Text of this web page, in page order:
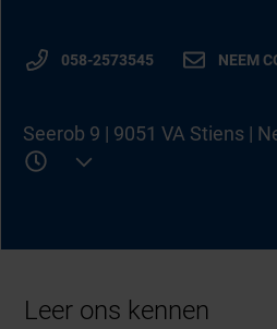
058-2573545 NEEM
Seerob 9 | 9051 VA Stiens |
Leer ons kennen